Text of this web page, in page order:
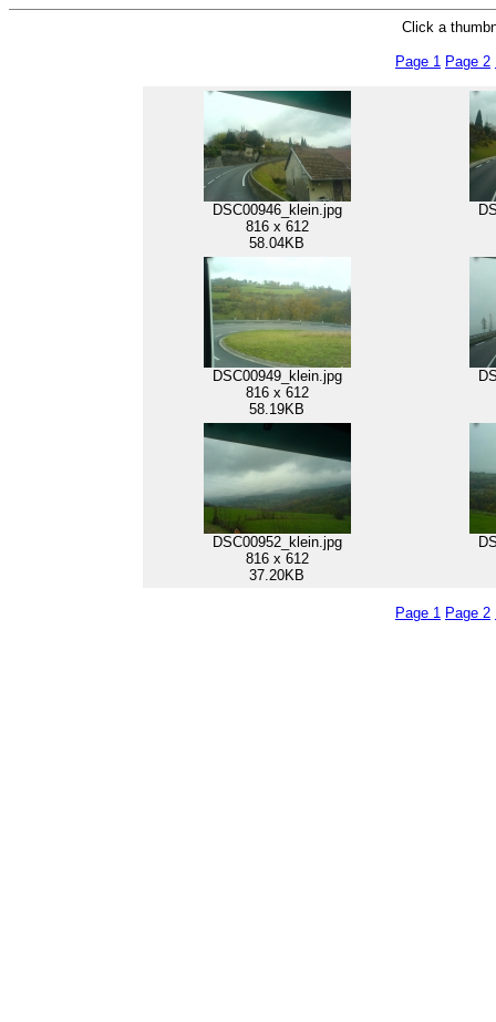
Click a
Page 1 Page 2
DSC00946_klein.jpg
816 x 612
58.04KB
DSC00949_klein.jpg
816 x 612
58.19KB
DSC00952_klein.jpg
816 x 612
37.20KB
Page 1 Page 2